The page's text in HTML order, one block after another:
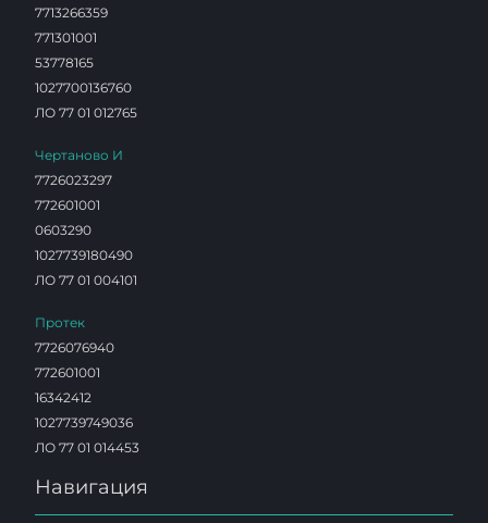
7713266359
771301001
53778165
1027700136760
ЛО 77 01 012765
Чертаново И
7726023297
772601001
0603290
1027739180490
ЛО 77 01 004101
Протек
7726076940
772601001
16342412
1027739749036
ЛО 77 01 014453
Навигация